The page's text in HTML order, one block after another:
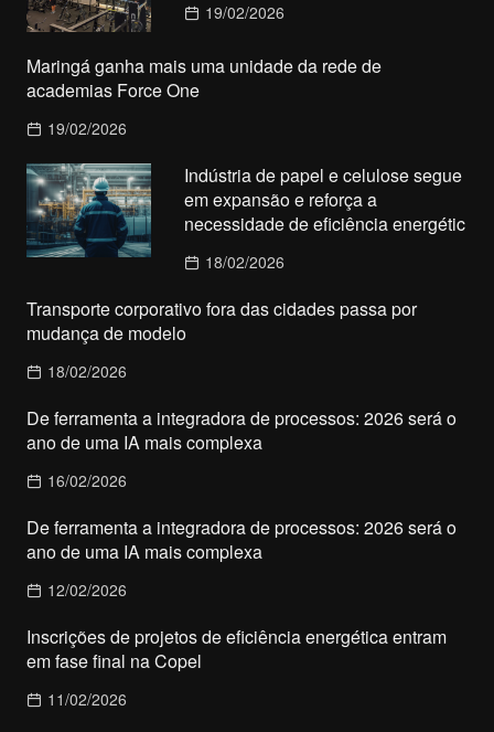
19/02/2026
Maringá ganha mais uma unidade da rede de
academias Force One
19/02/2026
Indústria de papel e celulose segue
em expansão e reforça a
necessidade de eficiência energétic
18/02/2026
Transporte corporativo fora das cidades passa por
mudança de modelo
18/02/2026
De ferramenta a integradora de processos: 2026 será o
ano de uma IA mais complexa
16/02/2026
De ferramenta a integradora de processos: 2026 será o
ano de uma IA mais complexa
12/02/2026
Inscrições de projetos de eficiência energética entram
em fase final na Copel
11/02/2026